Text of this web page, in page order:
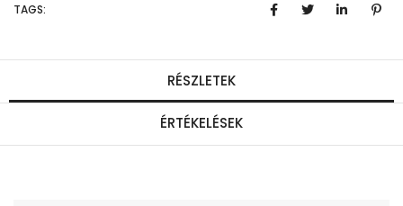
TAGS:
RÉSZLETEK
ÉRTÉKELÉSEK